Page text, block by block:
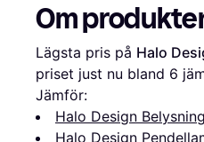
Om
Lägsta pris på Halo
priset just nu bland 6
Jämför:
Halo Design Belysning
Halo Design